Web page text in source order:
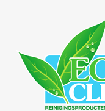
navigation